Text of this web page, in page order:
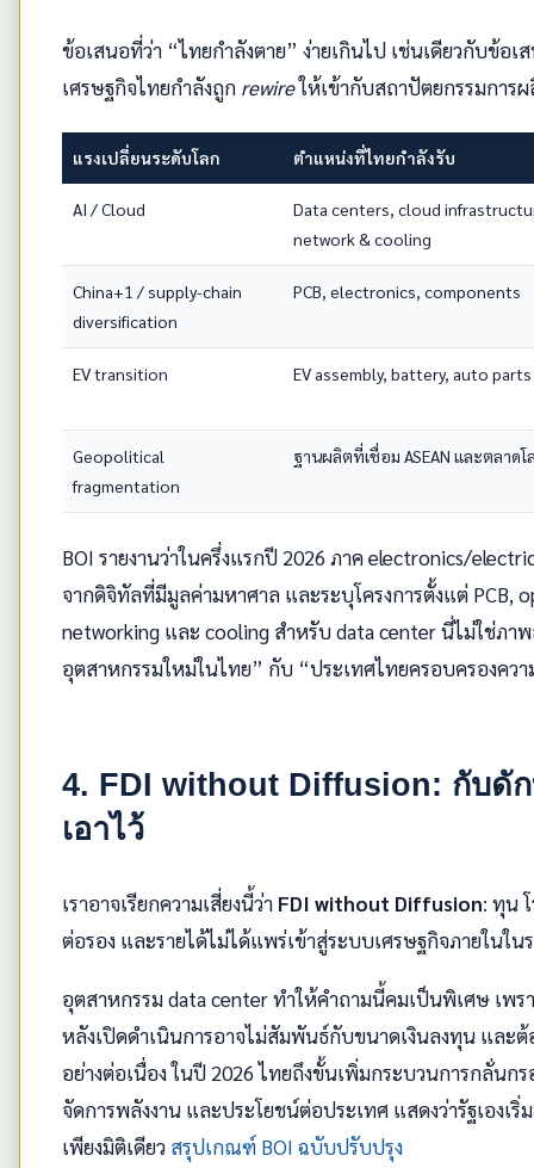
ข้อเสนอที่ว่า “ไทยกำลังตาย” ง่ายเกินไป เช่นเดียวกับข้อ
เศรษฐกิจไทยกำลังถูก rewireให้เข้ากับสถาปัตยกรรมการ
แรงเปลี่ยนระดับโลก ตำแหน่งที่ไทยกำลังรับ
AI / Cloud
Data centers, cloud
network & cooling
China+1 / supply-chain
diversification
PCB, electronics, components
EV transition EV assembly, battery, auto parts
Geopolitical
fragmentation
ฐานผลิตที่เชื่อม ASEAN และตลาดโ
BOI รายงานว่าในครึ่งแรกปี 2026 ภาค electronics/
จากดิจิทัลที่มีมูลค่ามหาศาล และระบุโครงการตั้งแต่ PCB,
networking และ cooling สำหรับ data center นี่ไม่ใช่ภา
อุตสาหกรรมใหม่ในไทย” กับ “ประเทศไทยครอบครองคว
4. FDI without Diffusion: กับดั
เอาไว้
เราอาจเรียกความเสี่ยงนี้ว่า FDI without Diffusion: ทุน
ต่อรอง และรายได้ไม่ได้แพร่เข้าสู่ระบบเศรษฐกิจภายในใน
อุตสาหกรรม data center ทำให้คำถามนี้คมเป็นพิเศษ เพ
หลังเปิดดำเนินการอาจไม่สัมพันธ์กับขนาดเงินลงทุน และ
อย่างต่อเนื่อง ในปี 2026 ไทยถึงขั้นเพิ่มกระบวนการกลั่นก
จัดการพลังงาน และประโยชน์ต่อประเทศ แสดงว่ารัฐเองเ
เพียงมิติเดียว สรุปเกณฑ์ BOI ฉบับปรับปรุง